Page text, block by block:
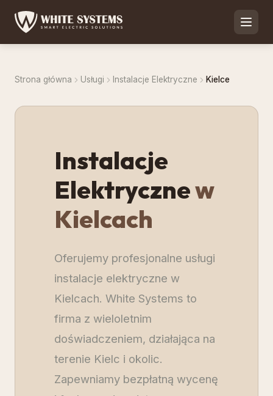
Strona główna Usługi Instalacje Elektryczne Kielce
Instalacje
Elektrycznew
Kielcach
Oferujemy profesjonalne usługi
instalacje elektryczne w
Kielcach. White Systems to
firma z wieloletnim
doświadczeniem, działająca na
terenie Kielc i okolic.
Zapewniamy bezpłatną wycenę